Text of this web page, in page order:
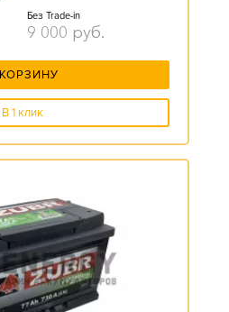
Без Trade-in
9 000 руб.
В 1 клик